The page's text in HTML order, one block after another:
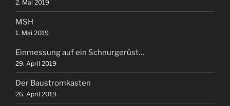
2. Mai 2019
MSH
1. Mai 2019
Einmessung auf ein Schnurgerüst…
29. April 2019
Der Baustromkasten
26. April 2019